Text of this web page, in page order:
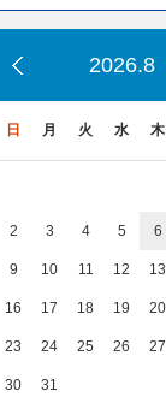
2026.8
日 月 火 水 木
2 3 4 5 6
9 10 11 12 13
16 17 18 19 20
23 24 25 26 27
30 31